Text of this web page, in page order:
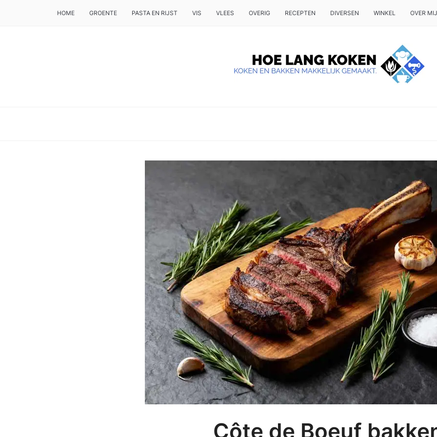
HOME GROENTE PASTA EN RIJST VIS VLEES OVERIG RECEPTEN DIVERSEN WINKEL OVER MIJ
Côte de Boeuf